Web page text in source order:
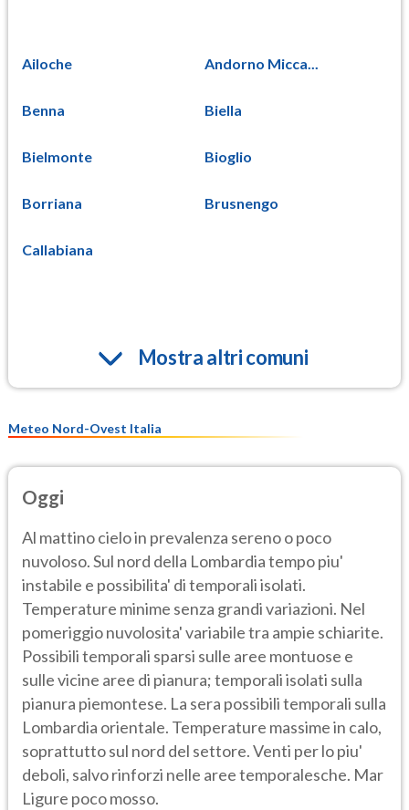
Ailoche Andorno Micca...
Benna Biella
Bielmonte Bioglio
Borriana Brusnengo
Callabiana
Mostra altri comuni
Meteo Nord-Ovest Italia
Oggi
Al mattino cielo in prevalenza sereno o poco
nuvoloso. Sul nord della Lombardia tempo piu'
instabile e possibilita' di temporali isolati.
Temperature minime senza grandi variazioni. Nel
pomeriggio nuvolosita' variabile tra ampie schiarite.
Possibili temporali sparsi sulle aree montuose e
sulle vicine aree di pianura; temporali isolati sulla
pianura piemontese. La sera possibili temporali sulla
Lombardia orientale. Temperature massime in calo,
soprattutto sul nord del settore. Venti per lo piu'
deboli, salvo rinforzi nelle aree temporalesche. Mar
Ligure poco mosso.